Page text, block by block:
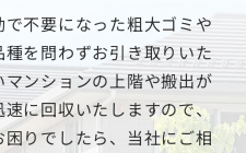
不要になった粗大ゴミや
を問わずお引き取りいた
ンションの上階や搬出が
に回収いたしますので、
りでしたら、当社にご相